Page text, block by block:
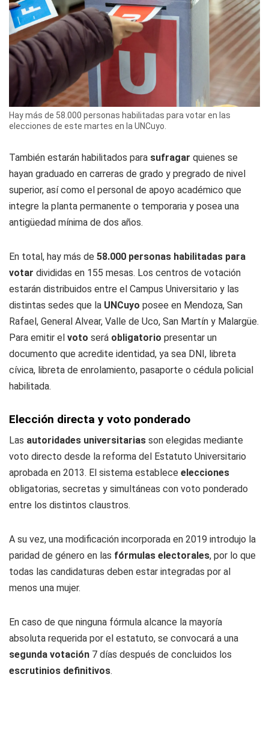
Hay más de 58.000 personas habilitadas para votar en las
elecciones de este martes en la UNCuyo.
También estarán habilitados para sufragar quienes se
hayan graduado en carreras de grado y pregrado de nivel
superior, así como el personal de apoyo académico que
integre la planta permanente o temporaria y posea una
antigüedad mínima de dos años.
En total, hay más de 58.000 personas habilitadas para
votar divididas en 155 mesas. Los centros de votación
estarán distribuidos entre el Campus Universitario y las
distintas sedes que la UNCuyo posee en Mendoza, San
Rafael, General Alvear, Valle de Uco, San Martín y Malargüe.
Para emitir el voto será obligatorio presentar un
documento que acredite identidad, ya sea DNI, libreta
cívica, libreta de enrolamiento, pasaporte o cédula policial
habilitada.
Elección directa y voto ponderado
Las autoridades universitarias son elegidas mediante
voto directo desde la reforma del Estatuto Universitario
aprobada en 2013. El sistema establece elecciones
obligatorias, secretas y simultáneas con voto ponderado
entre los distintos claustros.
A su vez, una modificación incorporada en 2019 introdujo la
paridad de género en las fórmulas electorales, por lo que
todas las candidaturas deben estar integradas por al
menos una mujer.
En caso de que ninguna fórmula alcance la mayoría
absoluta requerida por el estatuto, se convocará a una
segunda votación 7 días después de concluidos los
escrutinios definitivos.